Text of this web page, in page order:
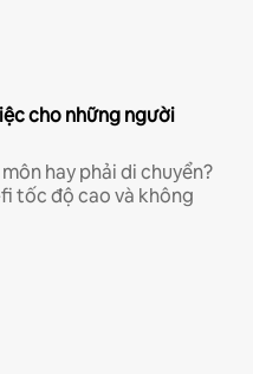
cho những người
hay phải di chuyển?
tốc độ cao và không